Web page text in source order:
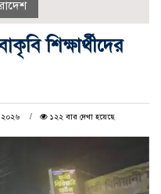
শিক্ষার্থীদের
২০২৬ ১২২ বার দেখা হয়েছে